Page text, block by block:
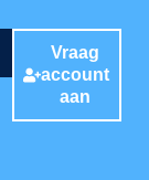
Vraag
account
aan